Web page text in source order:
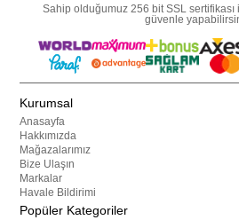
Sahip olduğumuz 256 bit SSL
güvenle
Kurumsal
Anasayfa
Hakkımızda
Mağazalarımız
Bize Ulaşın
Markalar
Havale Bildirimi
Popüler Kategoriler